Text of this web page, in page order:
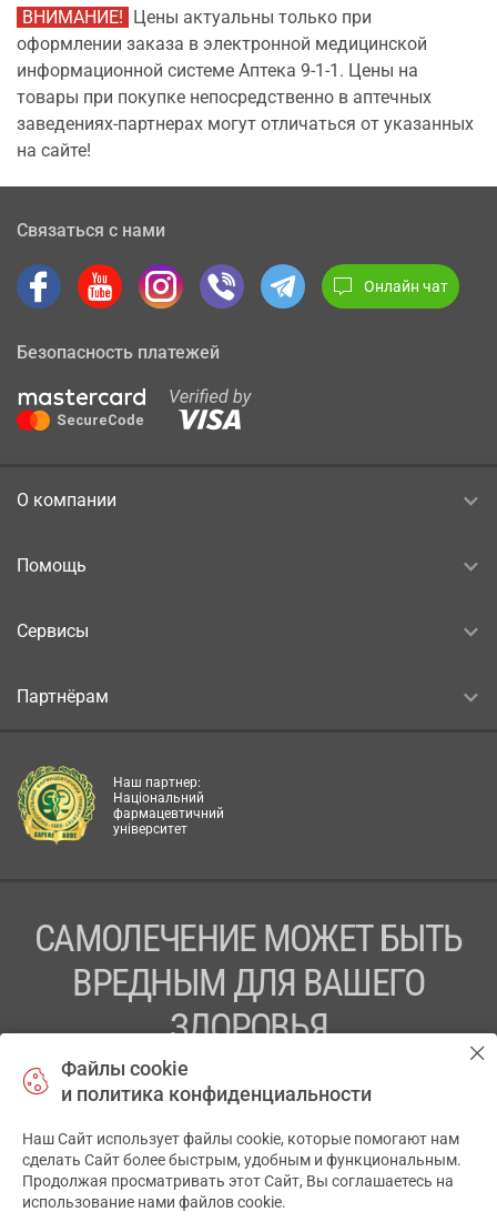
ВНИМАНИЕ! Цены актуальны только при
оформлении заказа в электронной медицинской
информационной системе Аптека 9-1-1. Цены на
товары при покупке непосредственно в аптечных
заведениях-партнерах могут отличаться от указанных
на сайте!
Связаться с нами
Онлайн чат
Безопасность платежей
О компании
Помощь
Сервисы
Партнёрам
Наш партнер:
Національний
фармацевтичний
університет
САМОЛЕЧЕНИЕ МОЖЕТ БЫТЬ
ВРЕДНЫМ ДЛЯ ВАШЕГО
ЗДОРОВЬЯ
ПЕРЕД ПРИМЕНЕНИЕМ ПРЕПАРАТА
ПРОКОНСУЛЬТИРУЙТЕСЬ С ВРАЧОМ
ТОВ «АПТЕКА 911.ЮА» Код ЄДРПОУ 43631965.
Отказ от ответственности
Файлы cookie
и политика конфиденциальности
Наш Сайт использует файлы cookie, которые помогают нам
сделать Сайт более быстрым, удобным и функциональным.
Продолжая просматривать этот Сайт, Вы соглашаетесь на
использование нами файлов cookie.
✕